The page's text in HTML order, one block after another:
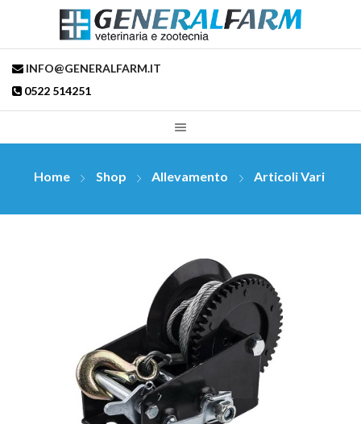
INFO@GENERALFARM.IT
0522 514251
Home Shop Allevamento Articoli Vari